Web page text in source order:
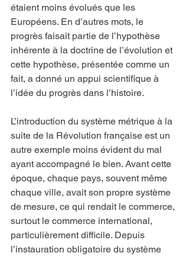
étaient moins évolués que les
Européens. En d’autres mots, le
progrès faisait partie de l’hypothèse
inhérente à la doctrine de l’évolution et
cette hypothèse, présentée comme un
fait, a donné un appui scientifique à
l’idée du progrès dans l’histoire.
L’introduction du système métrique à la
suite de la Révolution française est un
autre exemple moins évident du mal
ayant accompagné le bien. Avant cette
époque, chaque pays, souvent même
chaque ville, avait son propre système
de mesure, ce qui rendait le commerce,
surtout le commerce international,
particulièrement difficile. Depuis
l’instauration obligatoire du système